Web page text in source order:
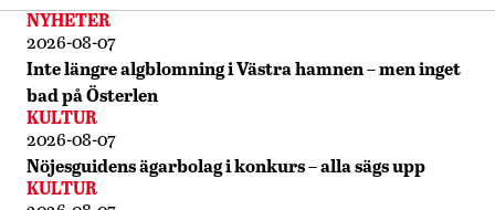
NYHETER
2026-08-07
Inte längre algblomning i Västra hamnen – men inget
bad på Österlen
KULTUR
2026-08-07
Nöjesguidens ägarbolag i konkurs – alla sägs upp
KULTUR